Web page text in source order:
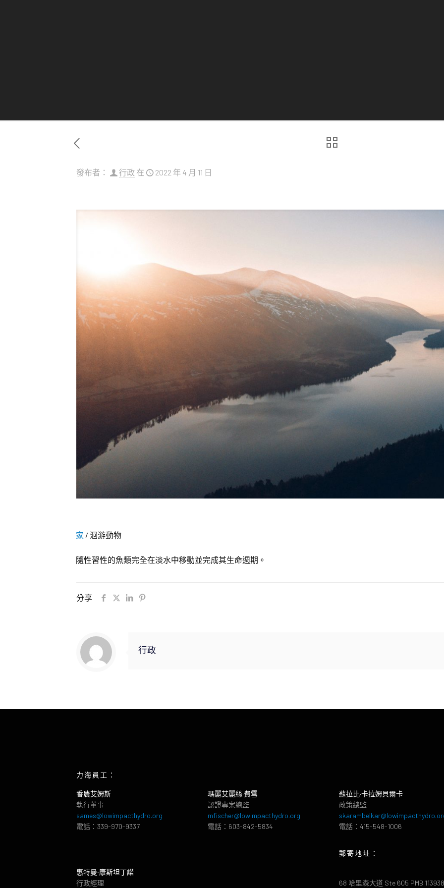
發布者： 行政 在 2022 年 4 月 11 日
家 / 洄游動物
隨性習性的魚類完全在淡水中移動並完成其生命週期。
分享
行政
力海員工：
香農艾姆斯
執行董事
sames@lowimpacthydro.org
電話：339-970-9337
惠特曼‧康斯坦丁諾
行政經理
瑪麗艾麗絲·費雪
認證專案總監
mfischer@lowimpacthydro.org
電話：603-842-5834
蘇拉比·卡拉姆貝爾卡
政策總監
電話：415-548-1006
郵寄地址：
68 哈里森大道 Ste 605 PMB 113938